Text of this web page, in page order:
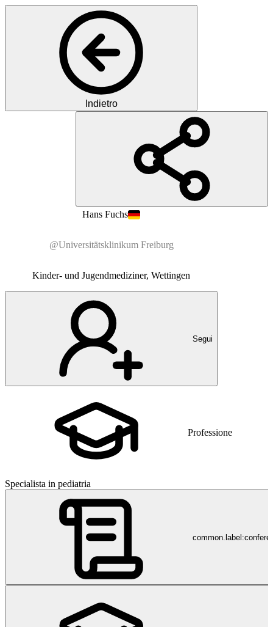
Indietro
Hans Fuchs
@Universitätsklinikum Freiburg
Kinder- und Jugendmediziner, Wettingen
Segui
Professione
Specialista in pediatria